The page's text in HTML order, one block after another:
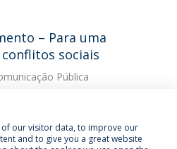
– Para uma
sociais
Pública
of our visitor data, to improve our
and to give you a great website